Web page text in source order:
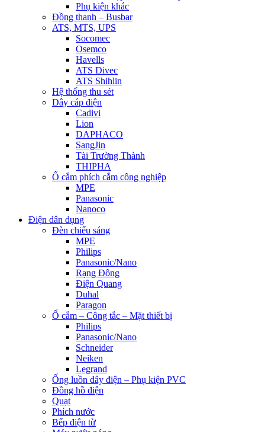
Phụ kiện khác
Đồng thanh – Busbar
ATS, MTS, UPS
Socomec
Osemco
Havells
ATS Divec
ATS Shihlin
Hệ thống thu sét
Dây cáp điện
Cadivi
Lion
DAPHACO
SangJin
Tài Trường Thành
THIPHA
Ổ cắm phích cắm công nghiệp
MPE
Panasonic
Nanoco
Điện dân dụng
Đèn chiếu sáng
MPE
Philips
Panasonic/Nano
Rạng Đông
Điện Quang
Duhal
Paragon
Ổ cắm – Công tắc – Mặt thiết bị
Philips
Panasonic/Nano
Schneider
Neiken
Legrand
Ống luồn dây điện – Phụ kiện PVC
Đồng hồ điện
Quạt
Phích nước
Bếp điện từ